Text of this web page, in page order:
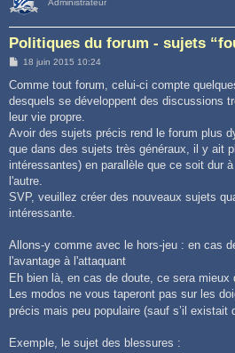
Administrateur
Politiques du forum - sujets
M
s
a
g
18 juin 2015 10:24
Comme tout forum, celui-ci compte
desquels se développent des discussions
leur vie propre.
Avoir des sujets précis rend le forum plus
que dans des sujets très généraux, il y ait
intéressantes) en parallèle que ce soit dur
l'autre.
SVP, veuillez créer des nouveaux sujets
intéressante.
Allons-y comme avec le hors-jeu : en cas
l'avantage à l'attaquant
Eh bien là, en cas de doute, ce sera mieux
Les modos ne vous taperont pas sur les
précis mais peu populaire (sauf s’il existait
Exemple, le sujet des blessures :